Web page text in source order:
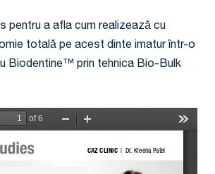
pentru a afla cum realizează cu
totală pe acest dinte imatur într-o
Biodentine™ prin tehnica Bio-Bulk